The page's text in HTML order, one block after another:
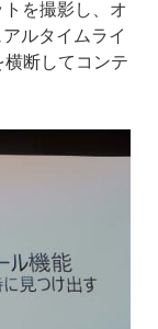
を撮影し、オ
ルタイムライ
断してコンテ